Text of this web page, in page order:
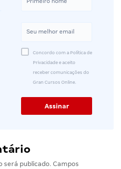
Concordo com a Política de
Privacidade e aceito
receber comunicações do
Gran Cursos Online.
será publicado. Campos